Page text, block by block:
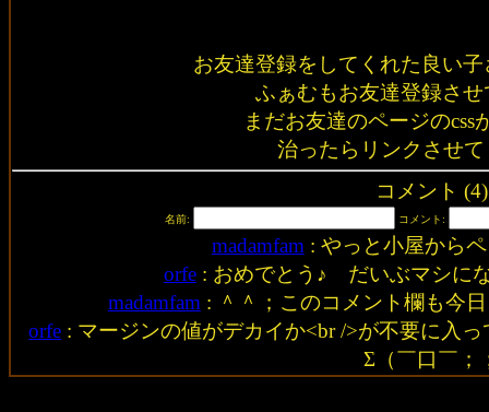
お友達登録をしてくれた良い
ふぁむもお友達登録さ
まだお友達のページのcss
治ったらリンクさせ
コメント (4)
名前: コメント:
madamfam : やっと小屋から
orfe: おめでとう♪ だいぶマシに
madamfam : ＾＾；このコメント欄も今
orfe : マージンの値がデカイか<br />が不要に入
Σ（￣口￣；